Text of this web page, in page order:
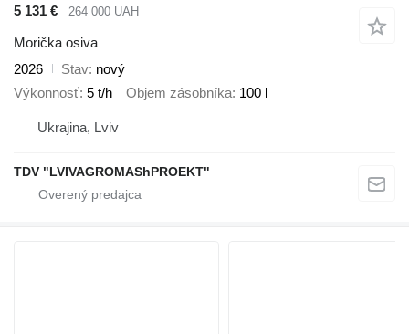
5 131 €
264 000 UAH
Morička osiva
2026
Stav nový
Výkonnosť 5 t/h Objem zásobníka 100 l
Ukrajina, Lviv
TDV "LVIVAGROMAShPROEKT"